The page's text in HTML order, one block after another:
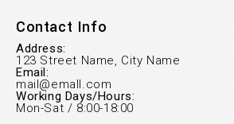
Contact Info
Address:
123 Street Name, City Name
Email:
mail@emall.com
Working Days/Hours:
Mon-Sat / 8:00-18:00